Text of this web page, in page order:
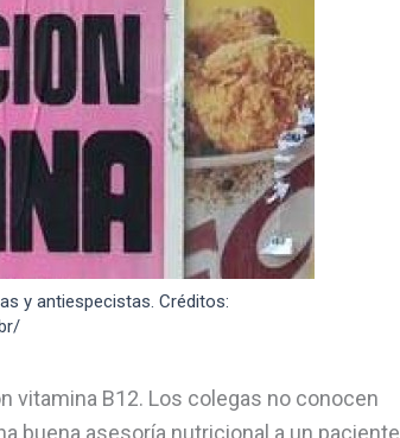
y antiespecistas. Créditos:
vitamina B12. Los colegas no conocen